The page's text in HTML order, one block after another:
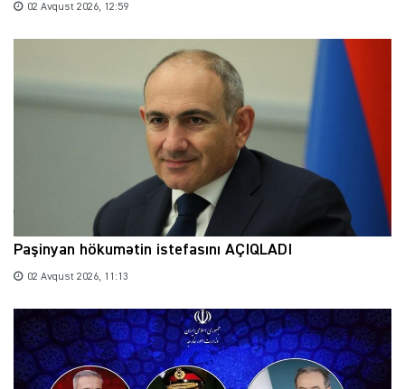
02 Avqust 2026, 12:59
Paşinyan hökumətin istefasını AÇIQLADI
02 Avqust 2026, 11:13